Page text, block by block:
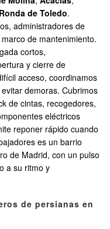
Ronda de Toledo.
administradores de
de mantenimiento.
cortos,
y cierre de
acceso, coordinamos
demoras. Cubrimos
de cintas, recogedores,
eléctricos
reponer rápido cuando
es un barrio
de Madrid, con un pulso
a su ritmo y
de persianas en